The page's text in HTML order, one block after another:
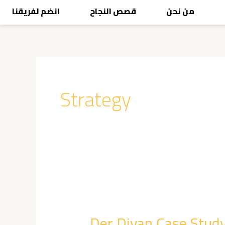
Skip
to
من نحن قصص النجاح انضم لفريقنا
Strategy